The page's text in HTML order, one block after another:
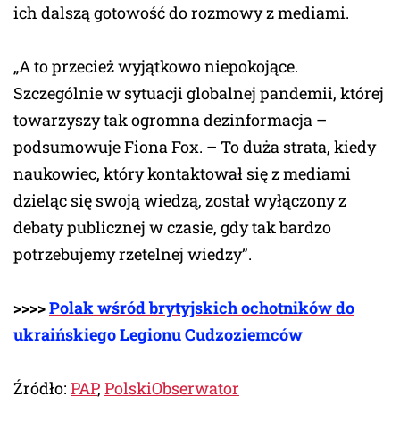
ich dalszą gotowość do rozmowy z mediami.
„A to przecież wyjątkowo niepokojące.
Szczególnie w sytuacji globalnej pandemii, której
towarzyszy tak ogromna dezinformacja –
podsumowuje Fiona Fox. – To duża strata, kiedy
naukowiec, który kontaktował się z mediami
dzieląc się swoją wiedzą, został wyłączony z
debaty publicznej w czasie, gdy tak bardzo
potrzebujemy rzetelnej wiedzy”.
>>>>Polak wśród brytyjskich ochotników do
ukraińskiego Legionu Cudzoziemców
Źródło: PAP, PolskiObserwator